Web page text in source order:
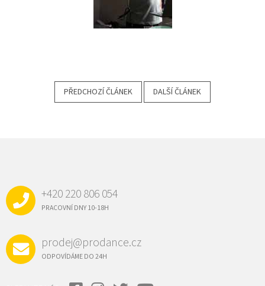
PŘEDCHOZÍ ČLÁNEK DALŠÍ ČLÁNEK
+420 220 806 054
PRACOVNÍ DNY 10-18H
prodej@prodance.cz
ODPOVÍDÁME DO 24H